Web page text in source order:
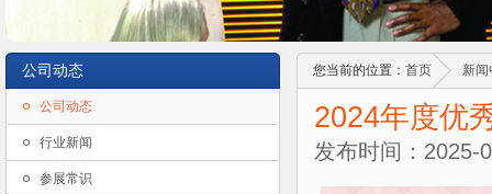
公司动态
公司动态
行业新闻
参展常识
您当前的位置： 首页 新闻
2024年度优
发布时间：2025-